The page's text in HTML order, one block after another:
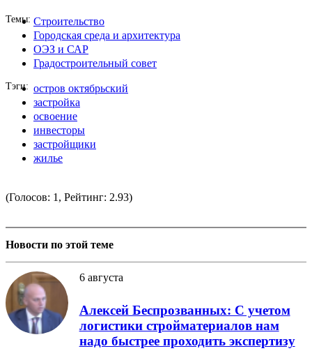
Темы Строительство
Городская среда и архитектура
ОЭЗ и САР
Градостроительный совет
Тэги
остров октябрьский
застройка
освоение
инвесторы
застройщики
жилье
(Голосов: 1, Рейтинг: 2.93)
Новости по этой теме
6 августа
Алексей Беспрозванных: С учетом
логистики стройматериалов нам
надо быстрее проходить экспертизу